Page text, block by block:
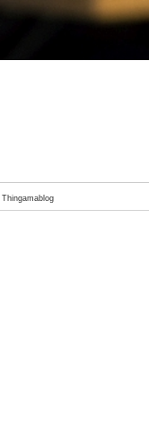
Thingamablog